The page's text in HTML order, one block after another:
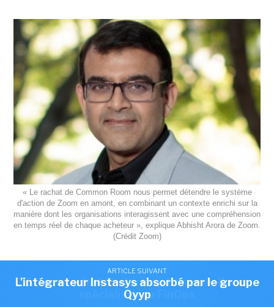
ARTICLE SUIVANT
Zoom acquiert la start-up Common Room,
spécialiste du FinOps
« Le rachat de Common Room nous permet détendre le système
d'action de Zoom en amont, en combinant un contexte enrichi sur la
manière dont les organisations interagissent avec une compréhension
en temps réel de chaque acheteur », explique Abhisht Arora de Zoom.
(Crédit Zoom)
Zoom annonce avoir conclu un accord définitif pour
acquérir Common Room qui édite une solution,
boostée à l’IA, permettant d'analyser et de
ARTICLE SUIVANT
L'intégrateur Instasys absorbé par le groupe
Qyyp